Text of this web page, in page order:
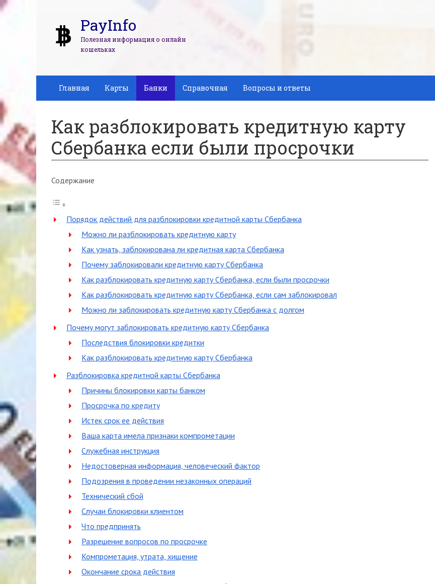
PayInfo
Полезная информация о онлайн
кошельках
Главная Карты Банки Справочная Вопросы и ответы
Как разблокировать кредитную карту
Сбербанка если были просрочки
Содержание
Порядок действий для разблокировки кредитной карты Сбербанка
Можно ли разблокировать кредитную карту
Как узнать, заблокирована ли кредитная карта Сбербанка
Почему заблокировали кредитную карту Сбербанка
Как разблокировать кредитную карту Сбербанка, если были просрочки
Как разблокировать кредитную карту Сбербанка, если сам заблокировал
Можно ли заблокировать кредитную карту Сбербанка с долгом
Почему могут заблокировать кредитную карту Сбербанка
Последствия блокировки кредитки
Как разблокировать кредитную карту Сбербанка
Разблокировка кредитной карты Сбербанка
Причины блокировки карты банком
Просрочка по кредиту
Истек срок ее действия
Ваша карта имела признаки компрометации
Служебная инструкция
Недостоверная информация, человеческий фактор
Подозрения в проведении незаконных операций
Технический сбой
Случаи блокировки клиентом
Что предпринять
Разрешение вопросов по просрочке
Компрометация, утрата, хищение
Окончание срока действия